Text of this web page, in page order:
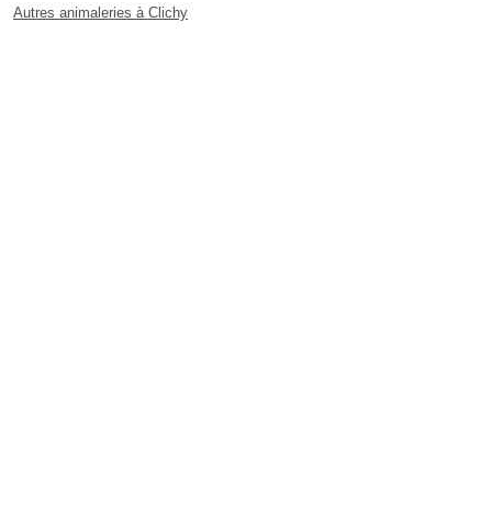
Autres animaleries à Clichy